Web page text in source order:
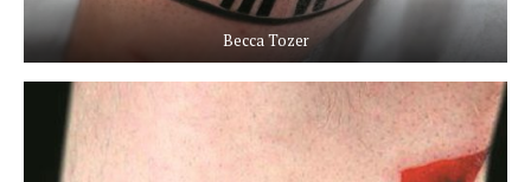
Becca Tozer